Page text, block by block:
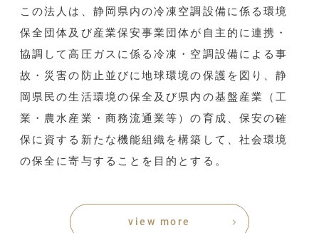
この法人は、静岡県内の冷凍空調設備に係る環境
保全団体及び産業保安事業団体が自主的に連携・
協調して高圧ガスに係る冷凍・空調設備による事
故・災害の防止並びに地球環境の保護を図り、静
岡県民の生活環境の保全及び県内の基盤産業（工
業・農水産業・商務流通業等）の育成、保安の確
保に資する新たな機能組織を構築して、社会環境
の保全に寄与することを目的とする。
view more